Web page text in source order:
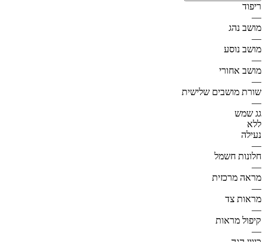
ריפוד
—
מושב נהג
—
מושב נוסע
—
מושב אחורי
—
שורת מושבים שלישית
—
גג שמש
ללא
נעילה
—
חלונות חשמל
—
מראה מרכזית
—
מראות צד
—
קיפול מראות
—